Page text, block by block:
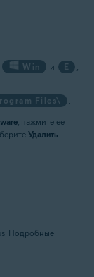
Win и E
Files\
, нажмите ее
Удалить
Подробные